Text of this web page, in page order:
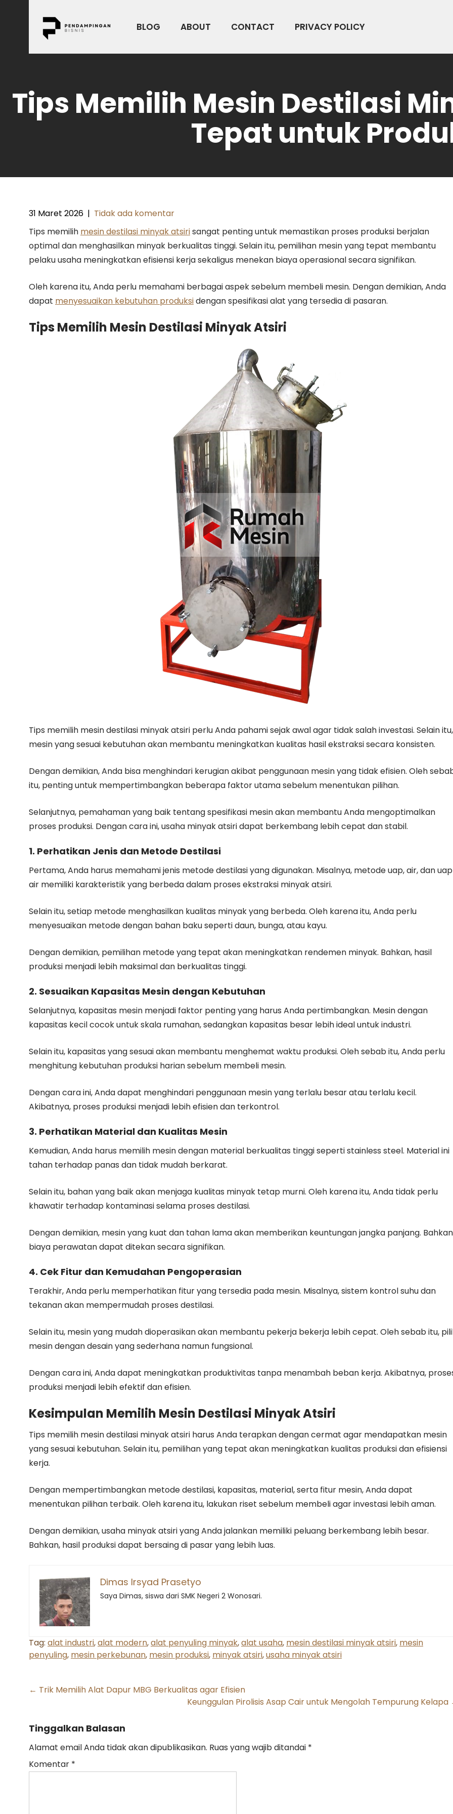
BLOG ABOUT CONTACT PRIVACY POLICY
Tips Memilih Mesin Destilasi
Tepat untuk
31 Maret 2026 | Tidak ada komentar
Tips memilih mesin destilasi minyak atsirisangat penting untuk memastikan proses produksi berjalan
optimal dan menghasilkan minyak berkualitas tinggi. Selain itu, pemilihan mesin yang tepat membantu
pelaku usaha meningkatkan efisiensi kerja sekaligus menekan biaya operasional secara signifikan.
Oleh karena itu, Anda perlu memahami berbagai aspek sebelum membeli mesin. Dengan demikian, Anda
dapat menyesuaikan kebutuhan produksidengan spesifikasi alat yang tersedia di pasaran.
Tips Memilih Mesin Destilasi Minyak Atsiri
Tips memilih mesin destilasi minyak atsiri perlu Anda pahami sejak awal agar tidak salah investasi. Selain itu,
mesin yang sesuai kebutuhan akan membantu meningkatkan kualitas hasil ekstraksi secara konsisten.
Dengan demikian, Anda bisa menghindari kerugian akibat penggunaan mesin yang tidak efisien. Oleh
itu, penting untuk mempertimbangkan beberapa faktor utama sebelum menentukan pilihan.
Selanjutnya, pemahaman yang baik tentang spesifikasi mesin akan membantu Anda mengoptimalkan
proses produksi. Dengan cara ini, usaha minyak atsiri dapat berkembang lebih cepat dan stabil.
1. Perhatikan Jenis dan Metode Destilasi
Pertama, Anda harus memahami jenis metode destilasi yang digunakan. Misalnya, metode uap, air, dan
air memiliki karakteristik yang berbeda dalam proses ekstraksi minyak atsiri.
Selain itu, setiap metode menghasilkan kualitas minyak yang berbeda. Oleh karena itu, Anda perlu
menyesuaikan metode dengan bahan baku seperti daun, bunga, atau kayu.
Dengan demikian, pemilihan metode yang tepat akan meningkatkan rendemen minyak. Bahkan, hasil
produksi menjadi lebih maksimal dan berkualitas tinggi.
2. Sesuaikan Kapasitas Mesin dengan Kebutuhan
Selanjutnya, kapasitas mesin menjadi faktor penting yang harus Anda pertimbangkan. Mesin dengan
kapasitas kecil cocok untuk skala rumahan, sedangkan kapasitas besar lebih ideal untuk industri.
Selain itu, kapasitas yang sesuai akan membantu menghemat waktu produksi. Oleh sebab itu, Anda perlu
menghitung kebutuhan produksi harian sebelum membeli mesin.
Dengan cara ini, Anda dapat menghindari penggunaan mesin yang terlalu besar atau terlalu kecil.
Akibatnya, proses produksi menjadi lebih efisien dan terkontrol.
3. Perhatikan Material dan Kualitas Mesin
Kemudian, Anda harus memilih mesin dengan material berkualitas tinggi seperti stainless steel. Material ini
tahan terhadap panas dan tidak mudah berkarat.
Selain itu, bahan yang baik akan menjaga kualitas minyak tetap murni. Oleh karena itu, Anda tidak perlu
khawatir terhadap kontaminasi selama proses destilasi.
Dengan demikian, mesin yang kuat dan tahan lama akan memberikan keuntungan jangka panjang.
biaya perawatan dapat ditekan secara signifikan.
4. Cek Fitur dan Kemudahan Pengoperasian
Terakhir, Anda perlu memperhatikan fitur yang tersedia pada mesin. Misalnya, sistem kontrol suhu dan
tekanan akan mempermudah proses destilasi.
Selain itu, mesin yang mudah dioperasikan akan membantu pekerja bekerja lebih cepat. Oleh sebab itu,
mesin dengan desain yang sederhana namun fungsional.
Dengan cara ini, Anda dapat meningkatkan produktivitas tanpa menambah beban kerja. Akibatnya,
produksi menjadi lebih efektif dan efisien.
Kesimpulan Memilih Mesin Destilasi Minyak Atsiri
Tips memilih mesin destilasi minyak atsiri harus Anda terapkan dengan cermat agar mendapatkan mesin
yang sesuai kebutuhan. Selain itu, pemilihan yang tepat akan meningkatkan kualitas produksi dan efisiensi
kerja.
Dengan mempertimbangkan metode destilasi, kapasitas, material, serta fitur mesin, Anda dapat
menentukan pilihan terbaik. Oleh karena itu, lakukan riset sebelum membeli agar investasi lebih aman.
Dengan demikian, usaha minyak atsiri yang Anda jalankan memiliki peluang berkembang lebih besar.
Bahkan, hasil produksi dapat bersaing di pasar yang lebih luas.
Dimas Irsyad Prasetyo
Saya Dimas, siswa dari SMK Negeri 2 Wonosari.
Tag: alat industri,alat modern,alat penyuling minyak,alat usaha, mesin destilasi minyak atsiri, mesin
penyuling, mesin perkebunan, mesin produksi, minyak atsiri,usaha minyak atsiri
Post
← Trik Memilih Alat Dapur MBG Berkualitas agar Efisien
Keunggulan Pirolisis Asap Cair untuk Mengolah Tempurung Kelapa
Tinggalkan Balasan
Alamat email Anda tidak akan dipublikasikan. Ruas yang wajib ditandai *
Komentar *